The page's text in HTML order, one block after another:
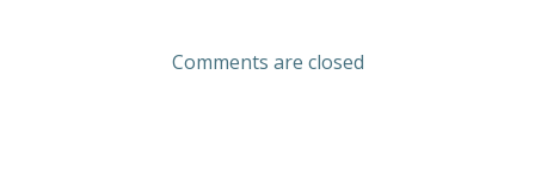
Comments are closed